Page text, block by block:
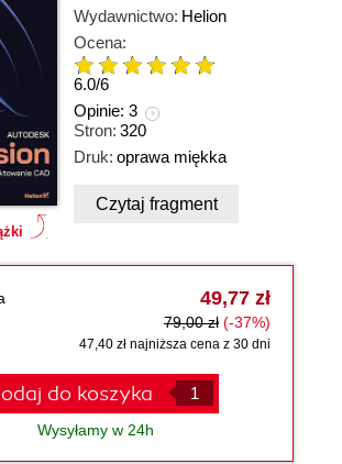
Wydawnictwo: Helion
Ocena:
6.0/6
Opinie: 3
Stron: 320
Druk: oprawa miękka
Czytaj fragment
49,77 zł
79,00 zł (-37%)
47,40 zł najniższa cena z 30 dni
do koszyka
Wysyłamy w 24h